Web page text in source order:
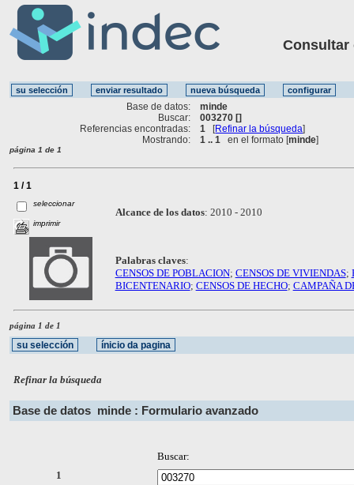
Consultar
Base de datos:
minde
Buscar:
003270 []
Referencias encontradas:
1 [Refinar la búsqueda]
Mostrando:
1 .. 1 en el formato [minde]
página 1 de 1
1 / 1
seleccionar
imprimir
Alcance de los datos: 2010 - 2010
Palabras claves:
CENSOS DE POBLACION; CENSOS DE VIVIENDAS;
BICENTENARIO; CENSOS DE HECHO; CAMPAÑA
página 1 de 1
Refinar la búsqueda
Base de datos minde : Formulario avanzado
Buscar:
1